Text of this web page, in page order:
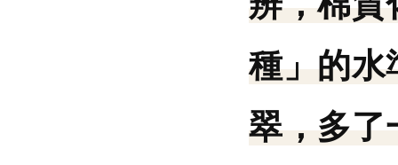
種」的水
翠，多了